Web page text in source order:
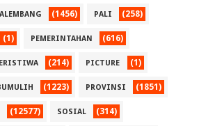
(1456) PALI (258)
(1) PEMERINTAHAN (616)
(214) PICTURE (1)
(1223) PROVINSI (1851)
(12577) SOSIAL (314)